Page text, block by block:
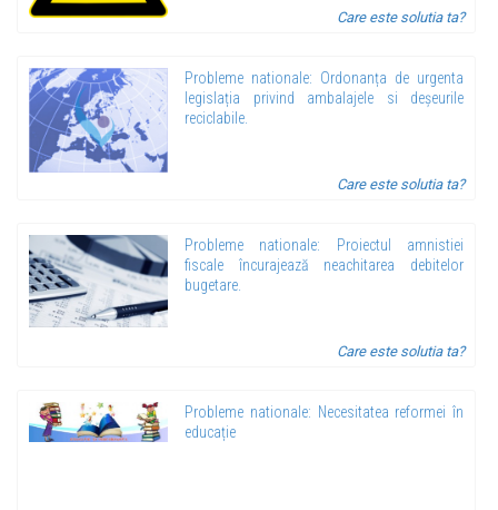
Care este solutia ta?
Probleme nationale: Ordonanța de urgenta
legislația privind ambalajele si deșeurile
reciclabile.
Care este solutia ta?
Probleme nationale: Proiectul amnistiei
fiscale încurajează neachitarea debitelor
bugetare.
Care este solutia ta?
Probleme nationale: Necesitatea reformei în
educație